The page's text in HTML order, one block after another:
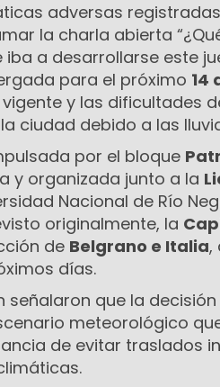
adversas
la charla abierta
iba a desarrollarse este
para el próximo 14
y las dificultades
ciudad debido a las
por el bloque
y organizada junto a la
Nacional de Río
originalmente, la
de Belgrano e Italia,
días.
señalaron que la
meteorológico
de evitar traslados